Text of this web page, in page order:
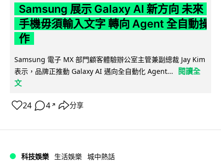
Samsung 展示 Galaxy AI 新方向 未來
手機毋須輸入文字 轉向 Agent 全自動操
作
Samsung 電子 MX 部門顧客體驗辦公室主管兼副總裁 Jay Kim
表示，品牌正推動 Galaxy AI 邁向全自動化 Agent...
閱讀全
文
24 4 ↗ 分享
科技娛樂 生活娛樂 城中熱話